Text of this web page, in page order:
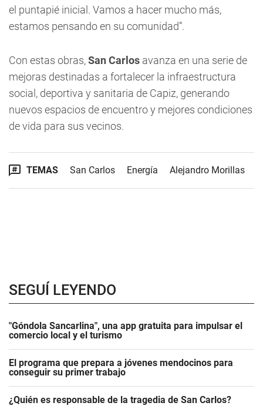
el puntapié inicial. Vamos a hacer mucho más,
estamos pensando en su comunidad”.
Con estas obras,San Carlos avanza en una serie de
mejoras destinadas a fortalecer la infraestructura
social, deportiva y sanitaria de Capiz, generando
nuevos espacios de encuentro y mejores condiciones
de vida para sus vecinos.
TEMAS San Carlos Energía Alejandro Morillas
SEGUÍ LEYENDO
"Góndola Sancarlina", una app gratuita para impulsar el
comercio local y el turismo
El programa que prepara a jóvenes mendocinos para
conseguir su primer trabajo
¿Quién es responsable de la tragedia de San Carlos?